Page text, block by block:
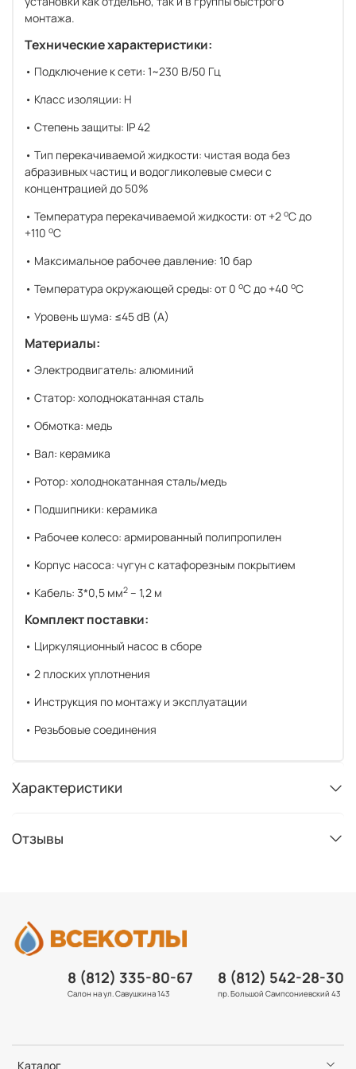
монтажа.
Технические характеристики:
• Подключение к сети: 1~230 В/50 Гц
• Класс изоляции: H
• Cтепень защиты: IP 42
• Тип перекачиваемой жидкости: чистая вода без
абразивных частиц и водогликолевые смеси с
концентрацией до 50%
• Температура перекачиваемой жидкости: от +2 oС до
+110 oС
• Максимальное рабочее давление: 10 бар
• Температура окружающей среды: от 0 oC до +40 oC
• Уровень шума: ≤45 dB (A)
Материалы:
• Электродвигатель: алюминий
• Статор: холоднокатанная сталь
• Обмотка: медь
• Вал: керамика
• Ротор: холоднокатанная сталь/медь
• Подшипники: керамика
• Рабочее колесо: армированный полипропилен
• Корпус насоса: чугун с катафорезным покрытием
• Кабель: 3*0,5 мм2 – 1,2 м
Комплект поставки:
• Циркуляционный насос в сборе
• 2 плоских уплотнения
• Инструкция по монтажу и эксплуатации
• Резьбовые соединения
Характеристики
Отзывы
Каталог
8 (812) 335-80-67
Салон на ул. Савушкина 143
8 (812) 542-28-30
пр. Большой Сампсониевский 43